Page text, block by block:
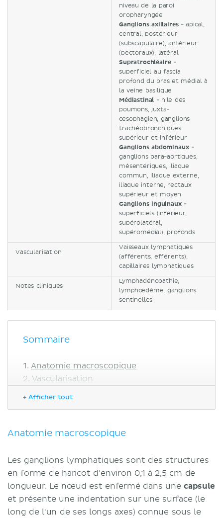
niveau de la paroi
oropharyngée
Ganglions axillaires- apical,
central, postérieur
(subscapulaire), antérieur
(pectoraux), latéral
Supratrochléaire-
superficiel au fascia
profond du bras et médial à
la veine basilique
Médiastinal - hile des
poumons, juxta-
œsophagien, ganglions
trachéobronchiques
supérieur et inférieur
Ganglions abdominaux-
ganglions para-aortiques,
mésentériques, iliaque
commun, iliaque externe,
iliaque interne, rectaux
supérieur et moyen
Ganglions inguinaux-
superficiels (inférieur,
supérolatéral,
supéromédial), profonds
Vascularisation
Vaisseaux lymphatiques
(afférents, efférents),
capillaires lymphatiques
Notes cliniques
Lymphadénopathie,
lymphœdème, ganglions
sentinelles
Sommaire
Anatomie macroscopique
Vascularisation
Cervical
Axillaire
Épitrochléaire
Médiastinal
Abdominal
Inguinal
+ Afficher tout
Anatomie macroscopique
Les ganglions lymphatiques sont des structures
en forme de haricot d'environ 0,1 à 2,5 cm de
longueur. Le nœud est enfermé dans une capsule
et présente une indentation sur une surface (le
long de l'un de ses longs axes) connue sous le